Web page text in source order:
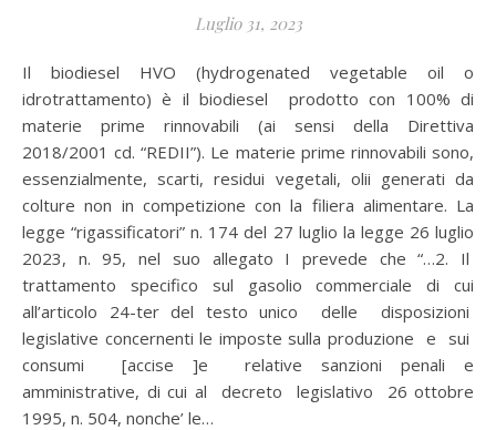
Luglio 31, 2023
Il biodiesel HVO (hydrogenated vegetable oil o
idrotrattamento) è il biodiesel prodotto con 100% di
materie prime rinnovabili (ai sensi della Direttiva
2018/2001 cd. “REDII”). Le materie prime rinnovabili sono,
essenzialmente, scarti, residui vegetali, olii generati da
colture non in competizione con la filiera alimentare. La
legge “rigassificatori” n. 174 del 27 luglio la legge 26 luglio
2023, n. 95, nel suo allegato I prevede che “…2. Il
trattamento specifico sul gasolio commerciale di cui
all’articolo 24-ter del testo unico delle disposizioni
legislative concernenti le imposte sulla produzione e sui
consumi [accise ]e relative sanzioni penali e
amministrative, di cui al decreto legislativo 26 ottobre
1995, n. 504, nonche’ le…